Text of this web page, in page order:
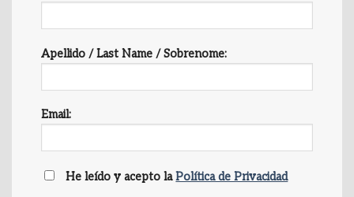
Apellido / Last Name / Sobrenome:
Email:
He leído y acepto laPolítica de Privacidad